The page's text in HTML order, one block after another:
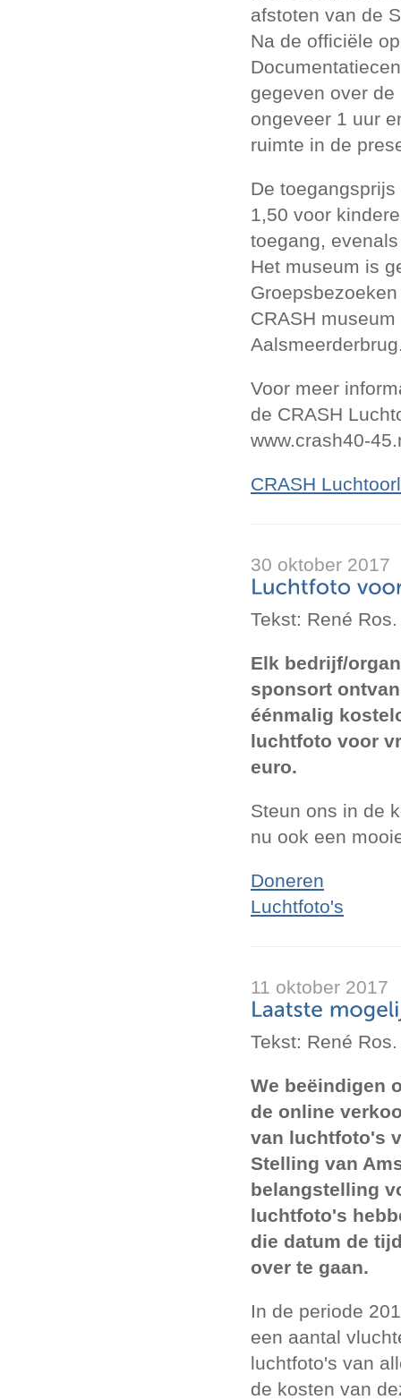
afstoten van de
Na de officiële
gegeven over
ongeveer 1 uur
ruimte in de
De
1,50 voor
toegang,
Het museum is
CRASH
Voor meer
de CRASH
www.crash40-
CRASH
30 oktober 2017
Tekst: René Ros.
Elk bedrijf/
sponsort
éénmalig
luchtfoto voor
euro.
Steun ons in de
nu ook een
Doneren
Luchtfoto's
11 oktober 2017
Tekst: René Ros.
We beëindigen
de online
van luchtfoto's
Stelling van
belangstelling
luchtfoto's
die datum de
over te gaan.
In de periode
een aantal
luchtfoto's van
de kosten van